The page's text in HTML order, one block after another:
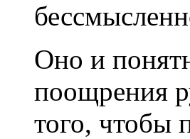
Оно и
поощрения
того, чтобы